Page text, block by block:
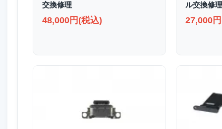
交換修理
48,000円(税込)
ル交換修
27,000